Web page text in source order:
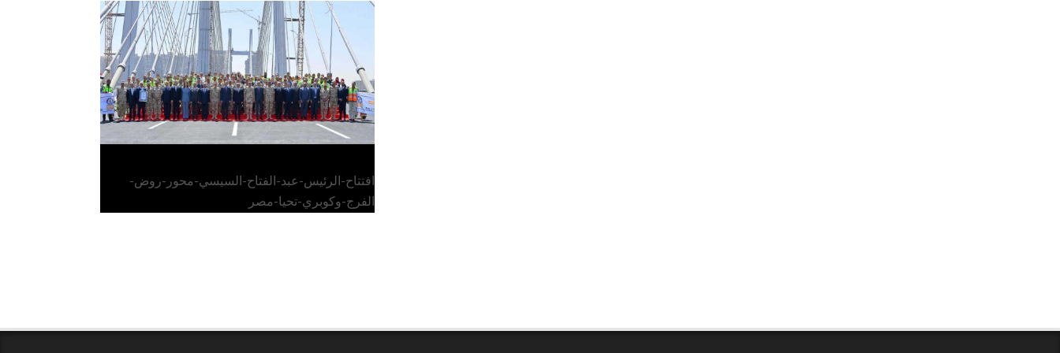
الرئيس عبد الفتاح السيسي يفتتح محور روض
الفرج وكوبري تحيا مصر
افتتاح-الرئيس-عبد-الفتاح-السيسي-محور-روض-
الفرج-وكوبري-تحيا-مصر